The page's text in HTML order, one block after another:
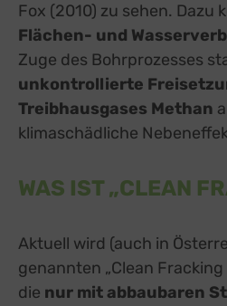
Fox (2010) zu sehen. Dazu
Flächen- und
Zuge des Bohrprozesses
unkontrollierte
Treibhausgases Methan
klimaschädliche
WAS IST „CLEAN
Aktuell wird (auch in
genannten „Clean
die nur mit abbaubaren